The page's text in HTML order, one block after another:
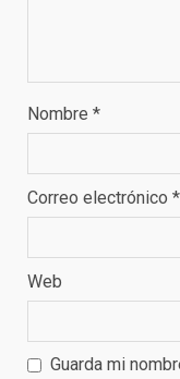
Nombre *
Correo electrónico *
Web
Guarda mi